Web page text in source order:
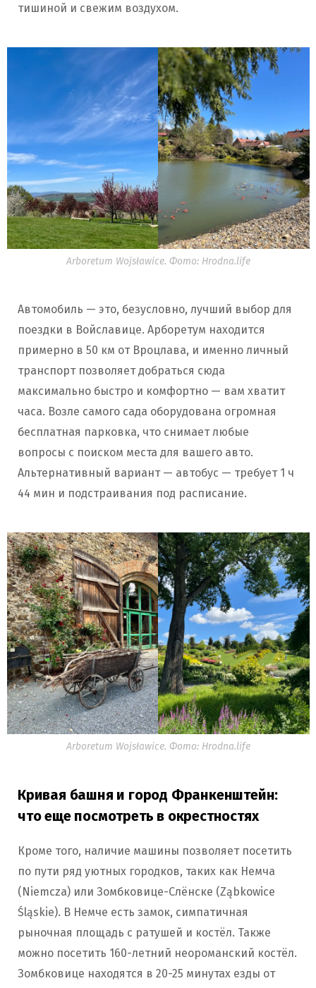
тишиной и свежим воздухом.
Arboretum Wojsławice. Фото: Hrodna.life
Автомобиль — это, безусловно, лучший выбор для
поездки в Войславице. Арборетум находится
примерно в 50 км от Вроцлава, и именно личный
транспорт позволяет добраться сюда
максимально быстро и комфортно — вам хватит
часа. Возле самого сада оборудована огромная
бесплатная парковка, что снимает любые
вопросы с поиском места для вашего авто.
Альтернативный вариант — автобус — требует 1 ч
44 мин и подстраивания под расписание.
Arboretum Wojsławice. Фото: Hrodna.life
Кривая башня и город Франкенштейн:
что еще посмотреть в окрестностях
Кроме того, наличие машины позволяет посетить
по пути ряд уютных городков, таких как Немча
(Niemcza) или Зомбковице-Слёнске (Ząbkowice
Śląskie). В Немче есть замок, симпатичная
рыночная площадь с ратушей и костёл. Также
можно посетить 160-летний неороманский костёл.
Зомбковице находятся в 20-25 минутах езды от